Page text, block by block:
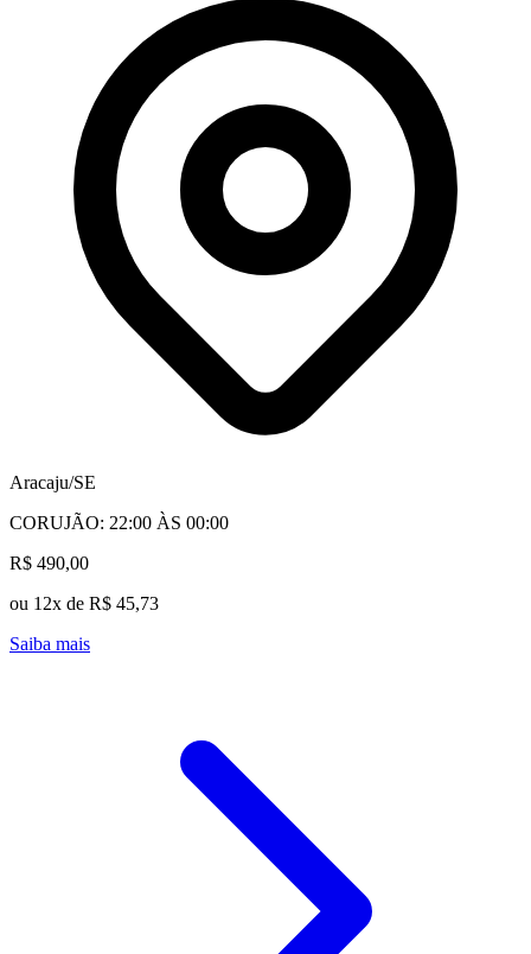
Aracaju/SE
CORUJÃO: 22:00 ÀS 00:00
R$ 490,00
ou 12x de R$ 45,73
Saiba mais